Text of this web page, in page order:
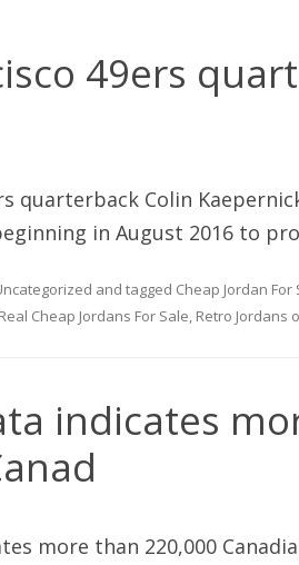
49ers
quarterback Colin
in August 2016 to
and tagged Cheap Jordan For
Real Cheap Jordans For Sale, Retro Jordans
indicates
more than 220,000